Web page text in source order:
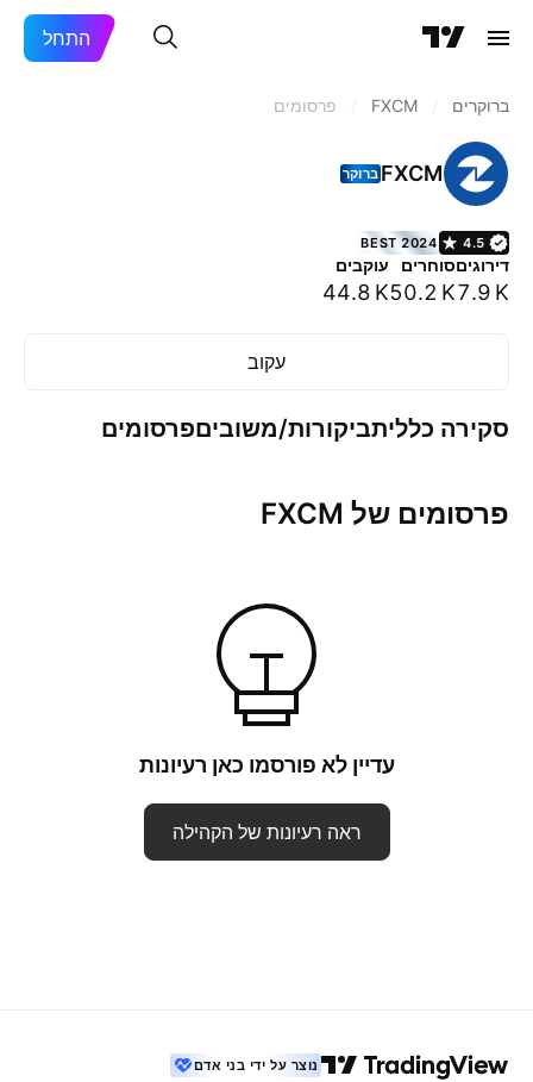
התחל
ברוקרים FXCM פרסומים
FXCM ברוקר
4.5
BEST 2024
דירוגים
7.9 K
סוחרים
50.2 K
עוקבים
44.8 K
עקוב
סקירה כלליתביקורות/משוביםפרסומים
פרסומים של FXCM
עדיין לא פורסמו כאן רעיונות
ראה רעיונות של הקהילה
נוצר על ידי בני אדם